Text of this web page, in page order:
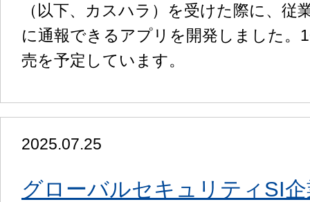
（以下、カスハラ）を受けた際に、
に通報できるアプリを開発しました。
売を予定しています。
2025.07.25
グローバルセキュリティSI